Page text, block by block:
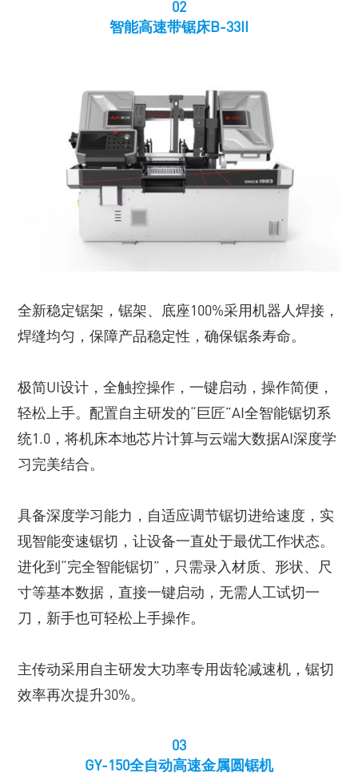
02
智能高速带锯床B-33II
全新稳定锯架，锯架、底座100%采用机器人焊接，
焊缝均匀，保障产品稳定性，确保锯条寿命。
极简UI设计，全触控操作，一键启动，操作简便，
轻松上手。配置自主研发的“巨匠”AI全智能锯切系
统1.0，将机床本地芯片计算与云端大数据AI深度学
习完美结合。
具备深度学习能力，自适应调节锯切进给速度，实
现智能变速锯切，让设备一直处于最优工作状态。
进化到“完全智能锯切”，只需录入材质、形状、尺
寸等基本数据，直接一键启动，无需人工试切一
刀，新手也可轻松上手操作。
主传动采用自主研发大功率专用齿轮减速机，锯切
效率再次提升30%。
03
GY-150全自动高速金属圆锯机